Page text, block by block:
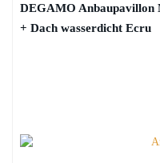
DEGAMO Anbaupavillon
+ Dach wasserdicht Ecru